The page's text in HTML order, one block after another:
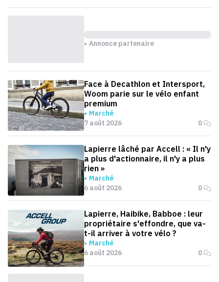
Annonce partenaire
Face à Decathlon et Intersport,
Woom parie sur le vélo enfant
premium
Marché
7 août 2026
0
Lapierre lâché par Accell : « Il n'y
a plus d'actionnaire, il n'y a plus
rien »
Marché
6 août 2026
0
Lapierre, Haibike, Babboe : leur
propriétaire s'effondre, que va-
t-il arriver à votre vélo ?
Marché
6 août 2026
0